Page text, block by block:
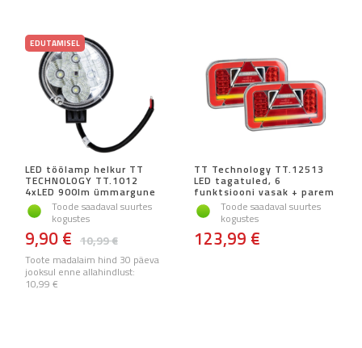
EDUTAMISEL
LED töölamp helkur TT
TECHNOLOGY TT.1012
4xLED 900lm ümmargune
Toode saadaval suurtes
kogustes
10,99 €
9,90 €
Toote madalaim hind 30 päeva
jooksul enne allahindlust:
10,99 €
TT Technology TT.12513
LED tagatuled, 6
funktsiooni vasak + parem
Toode saadaval suurtes
kogustes
123,99 €